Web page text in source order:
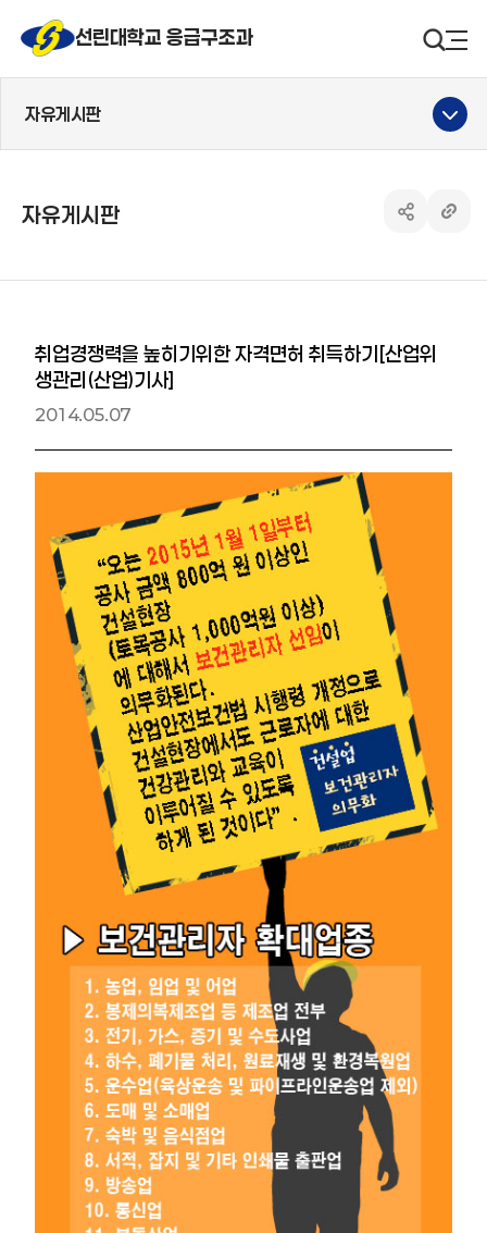
선린대 로고선린대학교 응급구조과 검색사
자유게시판
자유게시판 공유하기
링크
취업경쟁력을 높히기위한 자격면허 취득하기[산업위
생관리(산업)기사]
2014.05.07